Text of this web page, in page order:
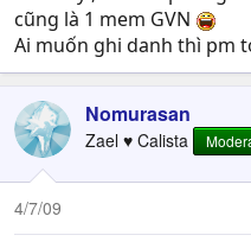
cũng là 1 mem GVN
Ai muốn ghi danh thì pm
Nomurasan
Zael ♥ Calista
4/7/09